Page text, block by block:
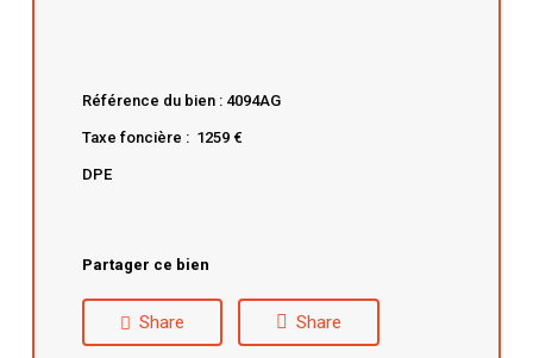
Référence du bien : 4094AG
Taxe foncière : 1259 €
DPE
Partager ce bien
Share Share